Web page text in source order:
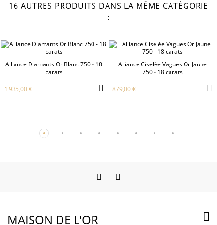
16 AUTRES PRODUITS DANS LA MÊME CATÉGORIE
:
Alliance Diamants Or Blanc 750 - 18
carats
1 935,00 €
Alliance Ciselée Vagues Or Jaune
750 - 18 carats
879,00 €
FacebookInstagram
MAISON DE L'OR 